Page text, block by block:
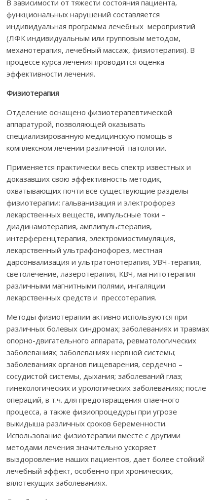
В зависимости от тяжести состояния пациента,
функциональных нарушений составляется
индивидуальная программа лечебных мероприятий
(ЛФК индивидуальным или групповым методом,
механотерапия, лечебный массаж, физиотерапия). В
процессе курса лечения проводится оценка
эффективности лечения.
Физиотерапия
Отделение оснащено физиотерапевтической
аппаратурой, позволяющей оказывать
специализированную медицинскую помощь в
комплексном лечении различной патологии.
Применяется практически весь спектр известных и
доказавших свою эффективность методик,
охватывающих почти все существующие разделы
физиотерапии: гальванизация и электрофорез
лекарственных веществ, импульсные токи –
диадинамотерапия, амплипульстерапия,
интерференцтерапия, электромиостимуляция,
лекарственный ультрафонофорез, местная
дарсонвализация и ультратонотерапия, УВЧ-терапия,
светолечение, лазеротерапия, КВЧ, магнитотерапия
различными магнитными полями, ингаляции
лекарственных средств и прессотерапия.
Методы физиотерапии активно используются при
различных болевых синдромах; заболеваниях и травмах
опорно-двигательного аппарата, ревматологических
заболеваниях; заболеваниях нервной системы;
заболеваниях органов пищеварения, сердечно –
сосудистой системы, дыхания; заболеваний глаз;
гинекологических и урологических заболеваниях; после
операций, в т.ч. для предотвращения спаечного
процесса, а также физиопроцедуры при угрозе
выкидыша различных сроков беременности.
Использование физиотерапии вместе с другими
методами лечения значительно ускоряет
выздоровление наших пациентов, дает более стойкий
лечебный эффект, особенно при хронических,
вялотекущих заболеваниях.